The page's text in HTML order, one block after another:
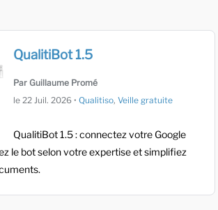
QualitiBot 1.5
Par Guillaume Promé
le 22 Juil. 2026 •Qualitiso,Veille gratuite
QualitiBot 1.5 : connectez votre Google
le bot selon votre expertise et simplifiez